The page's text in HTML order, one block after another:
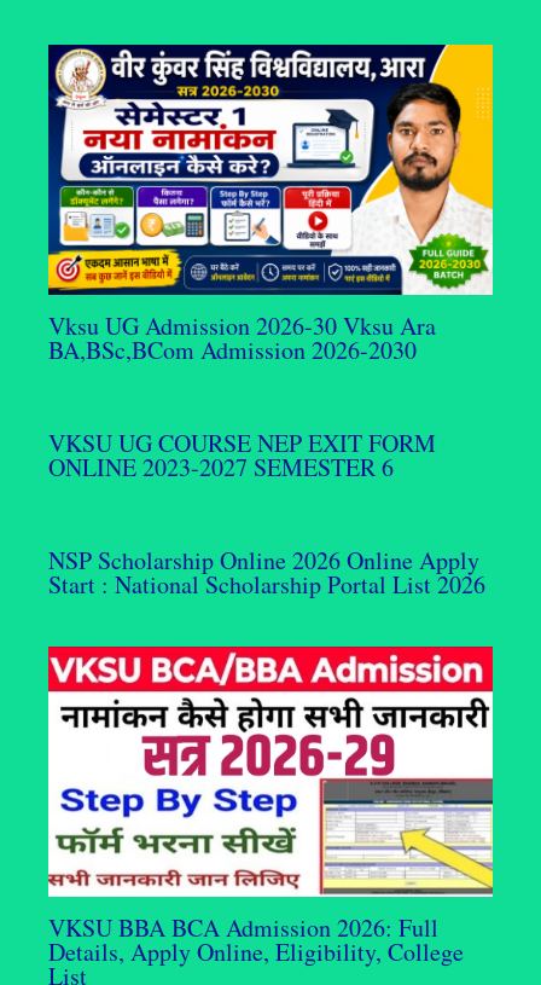
Vksu UG Admission 2026-30 Vksu Ara
BA,BSc,BCom Admission 2026-2030
VKSU UG COURSE NEP EXIT FORM
ONLINE 2023-2027 SEMESTER 6
NSP Scholarship Online 2026 Online Apply
Start : National Scholarship Portal List 2026
VKSU BBA BCA Admission 2026: Full
Details, Apply Online, Eligibility, College
List